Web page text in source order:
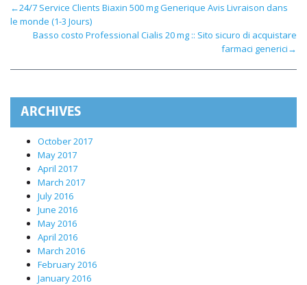
←24/7 Service Clients Biaxin 500 mg Generique Avis Livraison dans
le monde (1-3 Jours)
Basso costo Professional Cialis 20 mg :: Sito sicuro di acquistare
farmaci generici→
ARCHIVES
October 2017
May 2017
April 2017
March 2017
July 2016
June 2016
May 2016
April 2016
March 2016
February 2016
January 2016